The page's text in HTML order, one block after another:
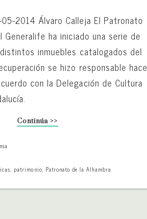
2014 Álvaro Calleja El Patronato
Generalife ha iniciado una serie de
inmuebles catalogados del
se hizo responsable hace
con la Delegación de Cultura
Continúa >>
, patrimonio, Patronato de la Alhambra